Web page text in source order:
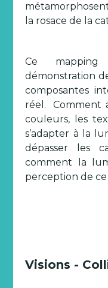
la rosace de la
Ce
démonstration
composantes
réel. Comment
couleurs, les
s’adapter à la
dépasser les
comment la
perception de
Visions -